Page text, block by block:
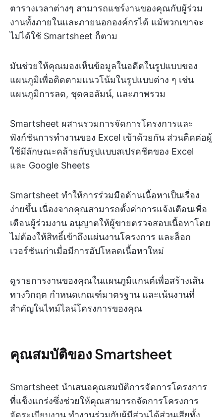
ตารางเวลาต่างๆ สามารถแชร์งานของคุณกับผู้ร่วม
งานทั้งภายในและภายนอกองค์กรได้ แม้พวกเขาจะ
ไม่ได้ใช้ Smartsheet ก็ตาม
มันช่วยให้คุณมองเห็นข้อมูลในอดีตในรูปแบบของ
แผนภูมิเพื่อติดตามแนวโน้มในรูปแบบต่าง ๆ เช่น
แผนภูมิการลด, ชุดคอลัมน์, และภาพรวม
Smartsheet ผสานรวมการจัดการโครงการและ
ฟังก์ชันการทำงานของ Excel เข้าด้วยกัน ส่วนติดต่อผู้
ใช้มีลักษณะคล้ายกับรูปแบบสเปรดชีตของ Excel
และ Google Sheets
Smartsheet ทำให้การร่วมมือด้านเนื้อหาเป็นเรื่อง
ง่ายขึ้น เนื่องจากคุณสามารถตั้งค่าการแจ้งเตือนเพื่อ
เตือนผู้ร่วมงาน อนุญาตให้ผู้ขายตรวจสอบเนื้อหาโดย
ไม่ต้องให้สิทธิ์เข้าถึงแผ่นงานโครงการ และล็อก
เวอร์ชันเก่าเมื่อมีการอัปโหลดเนื้อหาใหม่
ดูรายการงานของคุณในแผนภูมิแกนต์เพื่อสร้างเส้น
ทางวิกฤต กำหนดเกณฑ์มาตรฐาน และเน้นงานที่
สำคัญในไทม์ไลน์โครงการของคุณ
คุณสมบัติของ Smartsheet
Smartsheet นำเสนอคุณสมบัติการจัดการโครงการ
ที่แข็งแกร่งซึ่งช่วยให้คุณสามารถจัดการโครงการ
จัดระเบียบงาน ทำงานร่วมกับผู้มีส่วนได้ส่วนเสียทั้ง